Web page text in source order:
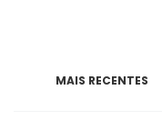
MAIS RECENTES